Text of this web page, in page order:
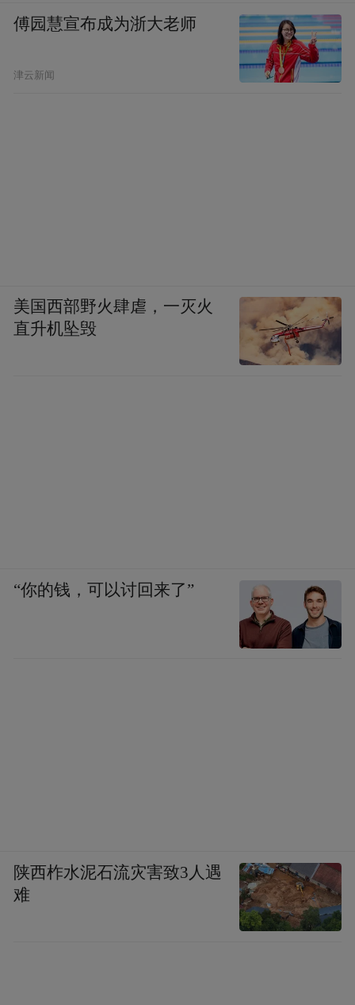
傅园慧宣布成为浙大老师
津云新闻
美国西部野火肆虐，一灭火
直升机坠毁
“你的钱，可以讨回来了”
陕西柞水泥石流灾害致3人遇
难